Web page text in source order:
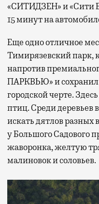
«СИТИДЗЕН» и «Сити
15 минут на
Еще одно отличное
Тимирязевский парк,
напротив
ПАРКВЬЮ» и сохранил
городской черте.
птиц. Среди деревьев
искать дятлов разных
у Большого Садового
жаворонка, желтую
малиновок и соловьев.